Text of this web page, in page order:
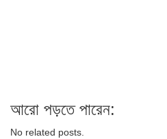
আরো পড়তে পারেন:
No related posts.